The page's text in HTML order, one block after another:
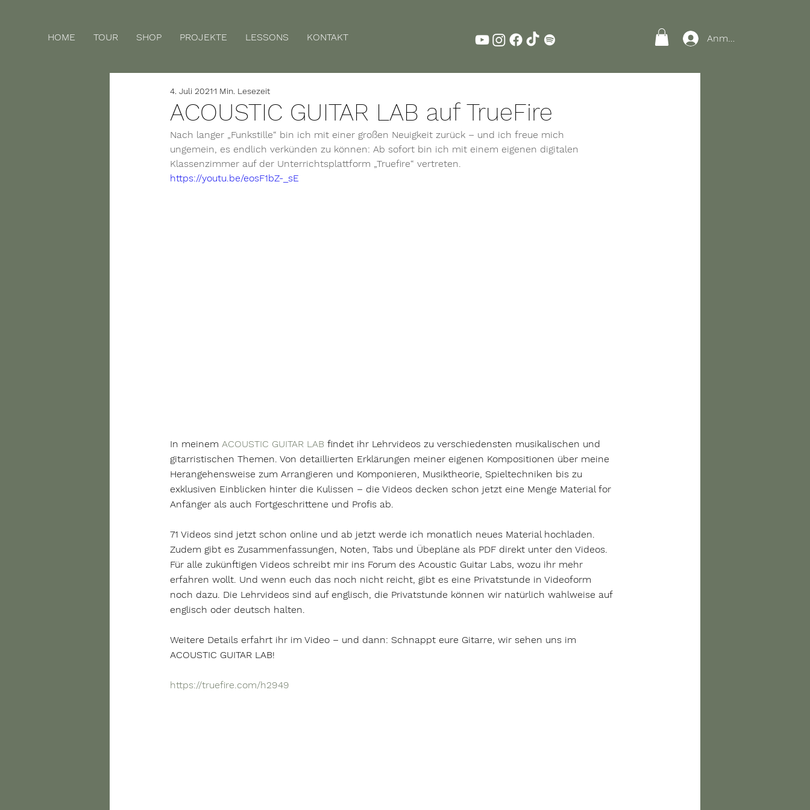
HOME TOUR SHOP PROJEKTE LESSONS KONTAKT Anmelden
ACOUSTIC GUITAR LAB auf TrueFire
4. Juli 20211 Min. Lesezeit
Nach langer „Funkstille“ bin ich mit einer großen Neuigkeit zurück – und ich freue mich
ungemein, es endlich verkünden zu können: Ab sofort bin ich mit einem eigenen digitalen
Klassenzimmer auf der Unterrichtsplattform „Truefire“ vertreten.
https://youtu.be/eosF1bZ-_sE
In meinem ACOUSTIC GUITAR LAB findet ihr Lehrvideos zu verschiedensten musikalischen und
gitarristischen Themen. Von detaillierten Erklärungen meiner eigenen Kompositionen über meine
Herangehensweise zum Arrangieren und Komponieren, Musiktheorie, Spieltechniken bis zu
exklusiven Einblicken hinter die Kulissen – die Videos decken schon jetzt eine Menge Material for
Anfänger als auch Fortgeschrittene und Profis ab.
71 Videos sind jetzt schon online und ab jetzt werde ich monatlich neues Material hochladen.
Zudem gibt es Zusammenfassungen, Noten, Tabs und Übepläne als PDF direkt unter den Videos.
Für alle zukünftigen Videos schreibt mir ins Forum des Acoustic Guitar Labs, wozu ihr mehr
erfahren wollt. Und wenn euch das noch nicht reicht, gibt es eine Privatstunde in Videoform
noch dazu. Die Lehrvideos sind auf englisch, die Privatstunde können wir natürlich wahlweise auf
englisch oder deutsch halten.
Weitere Details erfahrt ihr im Video – und dann: Schnappt eure Gitarre, wir sehen uns im
ACOUSTIC GUITAR LAB!
https://truefire.com/h2949